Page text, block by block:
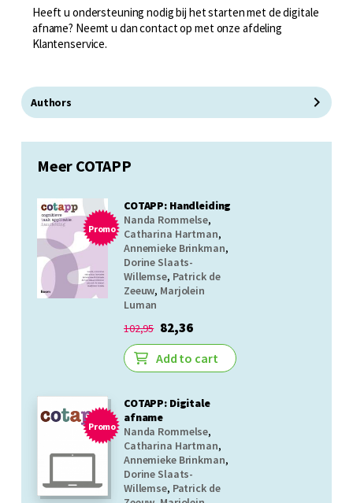
Heeft u ondersteuning nodig bij het starten met de digitale
afname? Neemt u dan contact op met onze afdeling
Klantenservice.
Authors
Meer COTAPP
Promo
COTAPP: Handleiding
Nanda Rommelse,
Catharina Hartman,
Annemieke Brinkman,
Dorine Slaats-
Willemse, Patrick de
Zeeuw, Marjolein
Luman
102,95 82,36
Add to cart
Promo
COTAPP: Digitale
afname
Nanda Rommelse,
Catharina Hartman,
Annemieke Brinkman,
Dorine Slaats-
Willemse, Patrick de